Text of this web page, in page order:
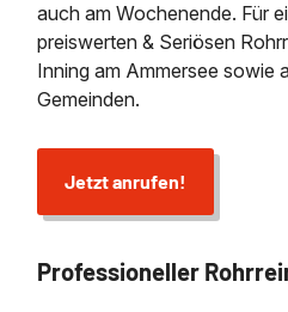
auch am Wochenende. Für
preiswerten & Seriösen
Inning am Ammersee sowie
Gemeinden.
Jetzt anrufen!
Professioneller